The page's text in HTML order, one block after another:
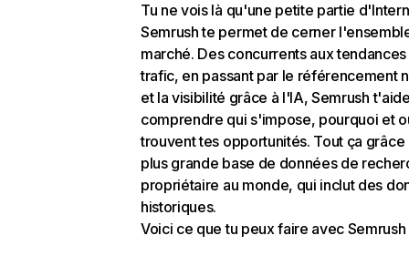
Tu ne vois là qu'une petite partie
Semrush te permet de cerner
marché. Des concurrents aux
trafic, en passant par le référencement
et la visibilité grâce à l'IA, Semrush
comprendre qui s'impose, pourquoi et
trouvent tes opportunités. Tout ça grâce
plus grande base de données de
propriétaire au monde, qui inclut des
historiques.
Voici ce que tu peux faire avec Semrush